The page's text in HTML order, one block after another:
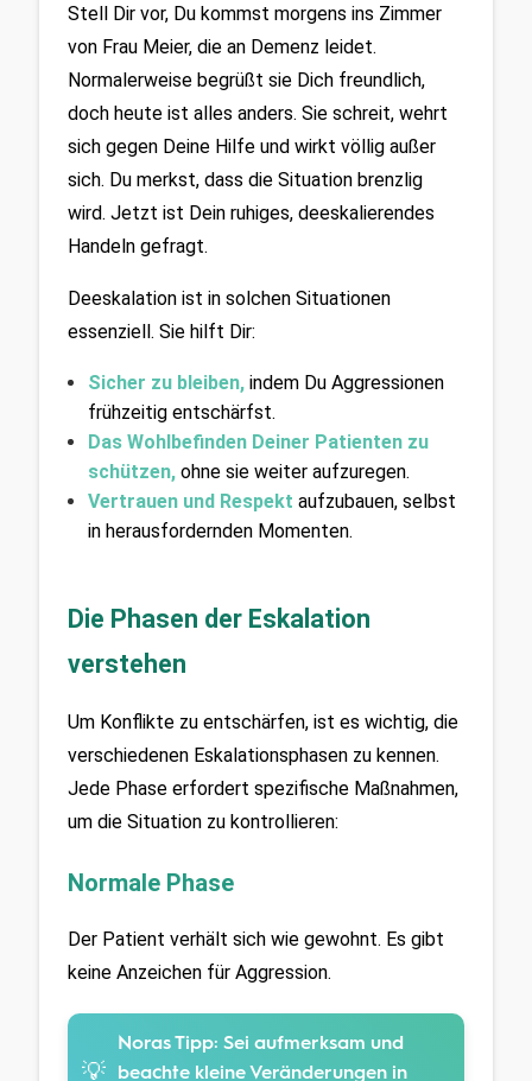
Stell Dir vor, Du kommst morgens ins Zimmer
von Frau Meier, die an Demenz leidet.
Normalerweise begrüßt sie Dich freundlich,
doch heute ist alles anders. Sie schreit, wehrt
sich gegen Deine Hilfe und wirkt völlig außer
sich. Du merkst, dass die Situation brenzlig
wird. Jetzt ist Dein ruhiges, deeskalierendes
Handeln gefragt.
Deeskalation ist in solchen Situationen
essenziell. Sie hilft Dir:
Sicher zu bleiben, indem Du Aggressionen
frühzeitig entschärfst.
Das Wohlbefinden Deiner Patienten zu
schützen, ohne sie weiter aufzuregen.
Vertrauen und Respekt aufzubauen, selbst
in herausfordernden Momenten.
Die Phasen der Eskalation
verstehen
Um Konflikte zu entschärfen, ist es wichtig, die
verschiedenen Eskalationsphasen zu kennen.
Jede Phase erfordert spezifische Maßnahmen,
um die Situation zu kontrollieren:
Normale Phase
Der Patient verhält sich wie gewohnt. Es gibt
keine Anzeichen für Aggression.
💡
Noras Tipp: Sei aufmerksam und
beachte kleine Veränderungen in